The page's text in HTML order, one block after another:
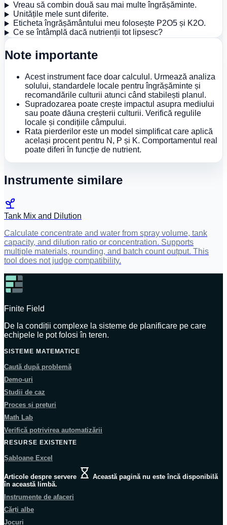
Vreau să combin două sau mai multe îngrășăminte.
Unitățile mele sunt diferite.
Eticheta îngrășământului meu folosește P2O5 și K2O.
Ce se întâmplă dacă nutrienții tot lipsesc?
Note importante
Acest instrument face doar calculul. Urmează analiza
solului, standardele locale pentru îngrășăminte și
recomandările culturii atunci când stabilești planul.
Supradozarea poate crește impactul asupra mediului
sau poate dăuna creșterii culturii. Verifică regulile
locale și condițiile câmpului.
Rata pierderilor este un model simplificat care aplică
același procent pentru N, P și K. Comportamentul real
poate diferi în funcție de nutrient.
Instrumente similare
Tank Mix and Dilution
Calculate concentrate and water from spray volume, tank
capacity, and dilution ratio or concentration. Supports
multiple materials, rounding, and batch count output. This
tool does not judge compatibility.
Finite Field
De la condiții complexe la sisteme de planificare pe care
echipele le pot folosi în teren.
SISTEME MATEMATICE
Caută după problemă
Demo-uri
Studii de caz
Proces și prețuri
Math Lab
Verifică potrivirea automatizării
RESURSE EXISTENTE
Șabloane Excel
Articole despre servere
Această pagină nu este încă disponibilă
în această limbă.
Instrumente de afaceri
Cărți albe
Jocuri